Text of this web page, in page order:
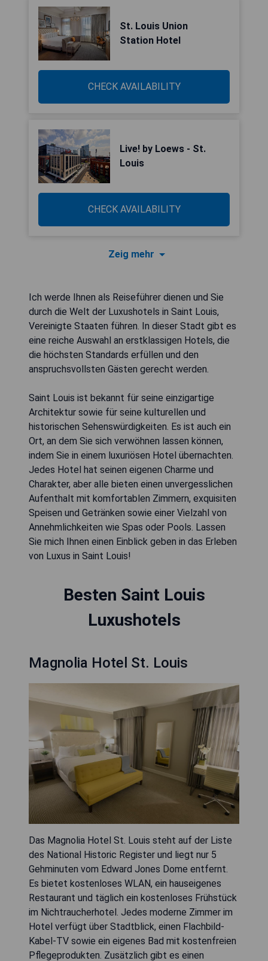
St. Louis Union
Station Hotel
CHECK AVAILABILITY
Live! by Loews - St.
Louis
CHECK AVAILABILITY
Zeig mehr
Ich werde Ihnen als Reiseführer dienen und Sie
durch die Welt der Luxushotels in Saint Louis,
Vereinigte Staaten führen. In dieser Stadt gibt es
eine reiche Auswahl an erstklassigen Hotels, die
die höchsten Standards erfüllen und den
anspruchsvollsten Gästen gerecht werden.
Saint Louis ist bekannt für seine einzigartige
Architektur sowie für seine kulturellen und
historischen Sehenswürdigkeiten. Es ist auch ein
Ort, an dem Sie sich verwöhnen lassen können,
indem Sie in einem luxuriösen Hotel übernachten.
Jedes Hotel hat seinen eigenen Charme und
Charakter, aber alle bieten einen unvergesslichen
Aufenthalt mit komfortablen Zimmern, exquisiten
Speisen und Getränken sowie einer Vielzahl von
Annehmlichkeiten wie Spas oder Pools. Lassen
Sie mich Ihnen einen Einblick geben in das Erleben
von Luxus in Saint Louis!
Besten Saint Louis
Luxushotels
Magnolia Hotel St. Louis
Das Magnolia Hotel St. Louis steht auf der Liste
des National Historic Register und liegt nur 5
Gehminuten vom Edward Jones Dome entfernt.
Es bietet kostenloses WLAN, ein hauseigenes
Restaurant und täglich ein kostenloses Frühstück
im Nichtraucherhotel. Jedes moderne Zimmer im
Hotel verfügt über Stadtblick, einen Flachbild-
Kabel-TV sowie ein eigenes Bad mit kostenfreien
Pflegeprodukten. Zusätzlich gibt es einen